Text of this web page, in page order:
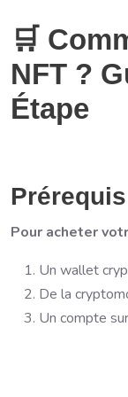
🛒
NFT ?
Étape
Pour acheter
Un wallet
De la
Un compte